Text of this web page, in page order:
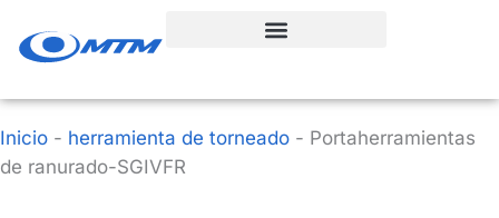
Inicio - herramienta de torneado - Portaherramientas
de ranurado-SGIVFR